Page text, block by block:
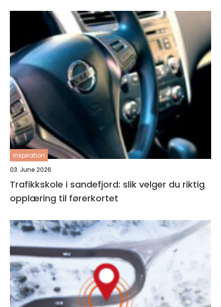
inspiration
03. June 2026
Trafikkskole i sandefjord: slik velger du riktig
opplæring til førerkortet